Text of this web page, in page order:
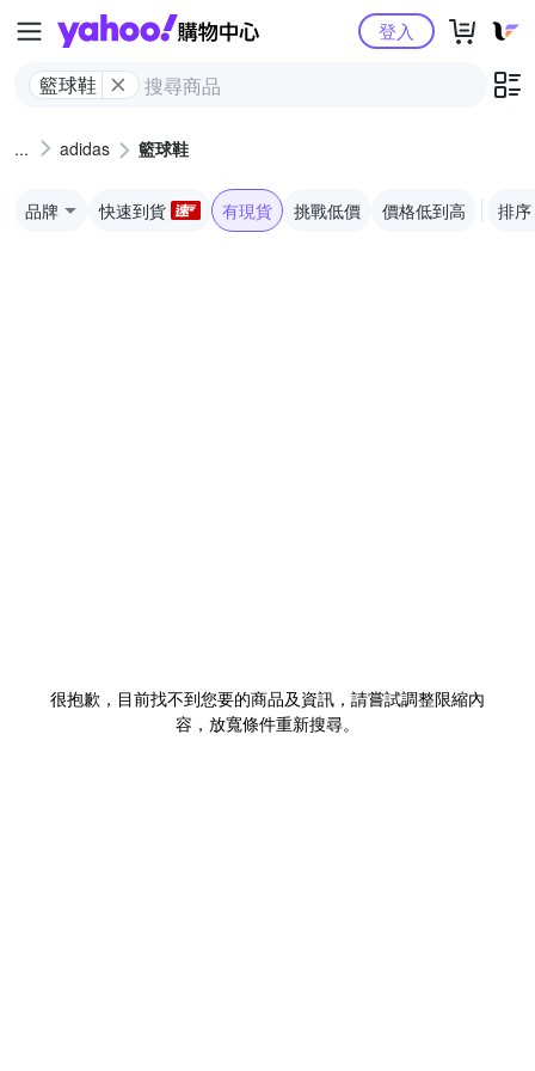
Yahoo購物中心
籃球鞋
登入
adidas 籃球鞋
品牌 快速到貨 有現貨 挑戰低價 價格低到高 排序
很抱歉，目前找不到您要的商品及資訊，請嘗試調整限縮內
容，放寬條件重新搜尋。